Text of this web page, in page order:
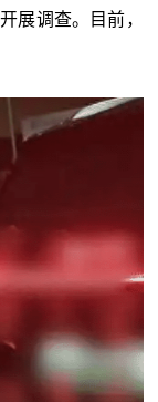
展调查。目前，